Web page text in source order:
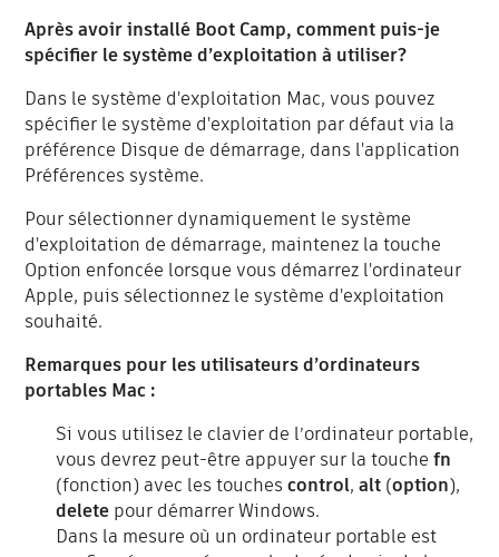
Après avoir installé Boot Camp, comment puis-je
spécifier le système d’exploitation à utiliser?
Dans le système d'exploitation Mac, vous pouvez
spécifier le système d'exploitation par défaut via la
préférence Disque de démarrage, dans l'application
Préférences système.
Pour sélectionner dynamiquement le système
d'exploitation de démarrage, maintenez la touche
Option enfoncée lorsque vous démarrez l'ordinateur
Apple, puis sélectionnez le système d'exploitation
souhaité.
Remarques pour les utilisateurs d’ordinateurs
portables Mac :
Si vous utilisez le clavier de l’ordinateur portable,
vous devrez peut-être appuyer sur la touchefn
(fonction) avec les touchescontrol,alt (option),
delete pour démarrer Windows.
Dans la mesure où un ordinateur portable est